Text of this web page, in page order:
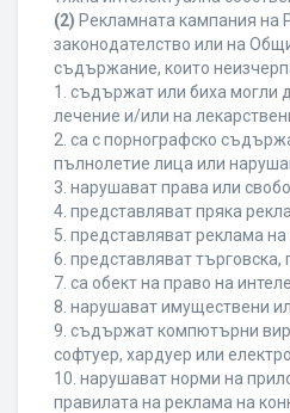
(2) Рекламната кампания
законодателство или на
съдържание, които
1. съдържат или биха могли
лечение и/или на
2. са с порнографско
пълнолетие лица или
3. нарушават права или
4. представляват пряка
5. представляват реклама
6. представляват
7. са обект на право на
8. нарушават имуществени
9. съдържат компютърни
софтуер, хардуер или
10. нарушават норми на
правилата на реклама на